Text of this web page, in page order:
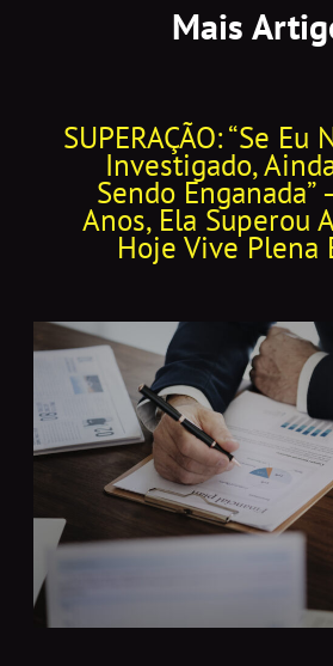
Mais
SUPERAÇÃO: “Se Eu
Investigado,
Sendo Enganada”
Anos, Ela Superou
Hoje Vive Plena